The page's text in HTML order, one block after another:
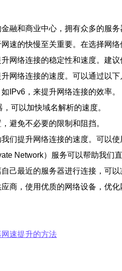
融和商业中心，拥有众多的服
速的快慢至关重要。在选择网
网络连接的稳定性和速度。建
网络连接的速度。可以通过以
IPv6，来提升网络连接的效率。
可以加快域名解析的速度。
避免不必要的限制和阻挡。
们提升网络连接的速度。可以
Network）服务可以帮助我们
己最近的服务器进行连接，可
商，使用优质的网络设备，优
速提升的方法